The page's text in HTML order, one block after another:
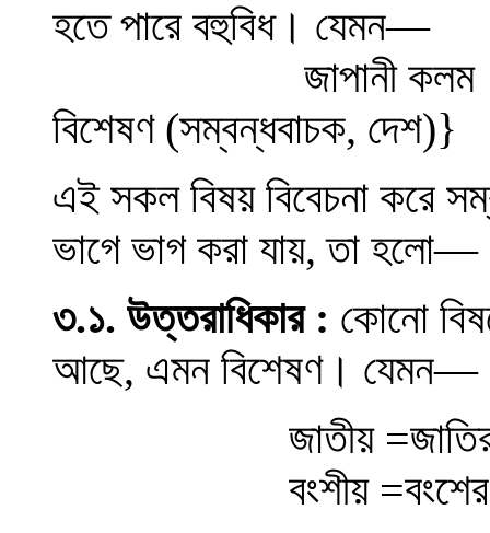
হতে পারে বহুবিধ। যেমন—
জাপানী কলম
বিশেষণ (সম্বন্ধবাচক, দেশ)}
এই সকল বিষয় বিবেচনা করে
ভাগে ভাগ করা যায়, তা হলো—
৩.১. উত্তরাধিকার : কোনো
আছে, এমন বিশেষণ। যেমন—
জাতীয় =জাতির
বংশীয়